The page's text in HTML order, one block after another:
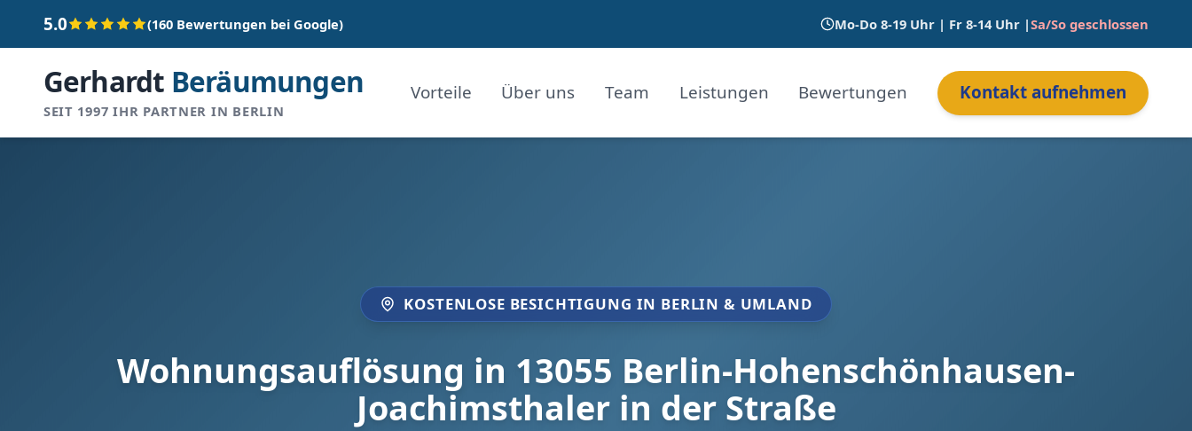
5.0 (160 Bewertungen bei Google) Mo-Do 8-19 Uhr | Fr 8-14 Uhr |Sa/So geschlossen
Gerhardt Beräumungen
SEIT 1997 IHR PARTNER IN BERLIN
Vorteile Über uns Team Leistungen Bewertungen Kontakt aufnehmen
KOSTENLOSE BESICHTIGUNG IN BERLIN & UMLAND
Wohnungsauflösung in 13055 Berlin-Hohenschönhausen-
Joachimsthaler in der Straße